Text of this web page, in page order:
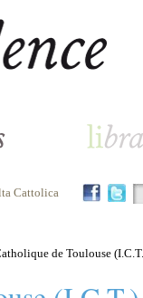
Cattolica
de Toulouse